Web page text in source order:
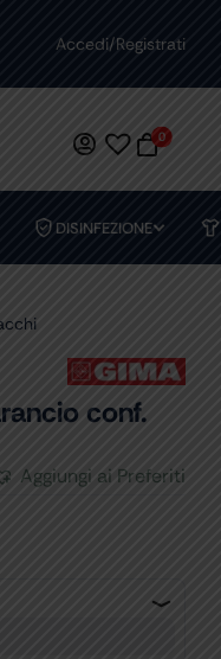
Accedi/Registrati
0
DISINFEZIONE
conf.
Aggiungi ai Preferiti